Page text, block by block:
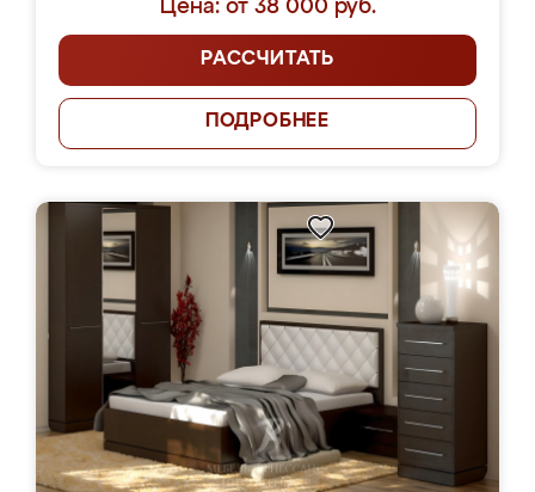
Цена: от 38 000 руб.
РАССЧИТАТЬ
ПОДРОБНЕЕ